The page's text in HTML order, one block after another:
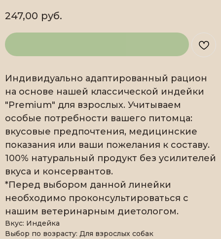
247,00 руб.
Индивидуально адаптированный рацион
на основе нашей классической индейки
"Premium" для взрослых. Учитываем
особые потребности вашего питомца:
вкусовые предпочтения, медицинские
показания или ваши пожелания к составу.
100% натуральный продукт без усилителей
вкуса и консервантов.
*Перед выбором данной линейки
необходимо проконсультироваться с
нашим ветеринарным диетологом.
Вкус: Индейка
Выбор по возрасту: Для взрослых собак